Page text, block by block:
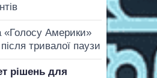
«Голосу Америки»
тривалої паузи
рішень для